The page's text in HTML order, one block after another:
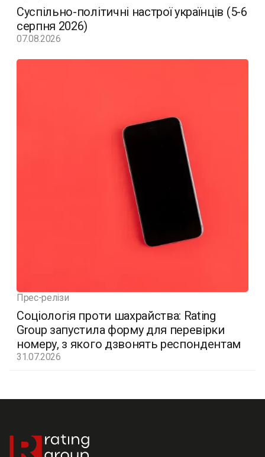
Суспільно-політичні настрої українців (5-6
серпня 2026)
07.08.2026
Прес-релізи
Соціологія проти шахрайства: Rating
Group запустила форму для перевірки
номеру, з якого дзвонять респондентам
31.07.2026